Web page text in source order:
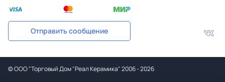
Отправить сообщение
©ООО "Торговый Дом "Реал Керамика"2006 - 2026